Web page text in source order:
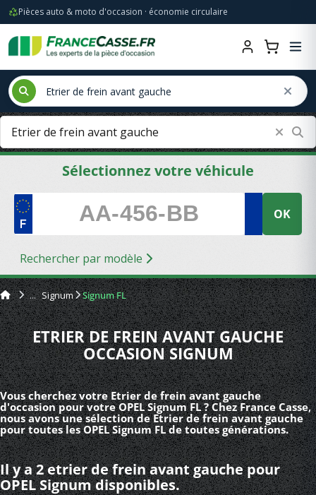
Pièces auto & moto d'occasion · économie circulaire
Sélectionnez votre véhicule
OK
Rechercher par modèle
Signum Signum FL
ETRIER DE FREIN AVANT GAUCHE
OCCASION SIGNUM
Vous cherchez votre Etrier de frein avant gauche
d'occasion pour votre OPEL Signum FL ? Chez France Casse,
nous avons une sélection de Etrier de frein avant gauche
pour toutes les OPEL Signum FL de toutes générations.
Il y a 2 etrier de frein avant gauche pour
OPEL Signum disponibles.